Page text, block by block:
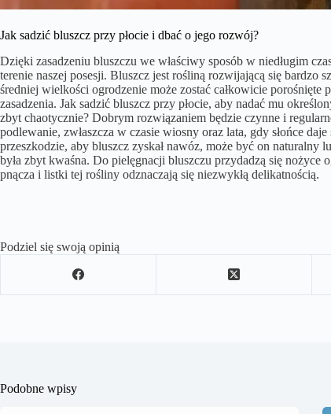
Jak sadzić bluszcz przy płocie i dbać o jego rozwój?
Dzięki zasadzeniu bluszczu we właściwy sposób w niedługim
terenie naszej posesji. Bluszcz jest rośliną rozwijającą się bardzo
średniej wielkości ogrodzenie może zostać całkowicie
zasadzenia. Jak sadzić bluszcz przy płocie, aby nadać mu
zbyt chaotycznie? Dobrym rozwiązaniem będzie czynne i
podlewanie, zwłaszcza w czasie wiosny oraz lata, gdy słońce
przeszkodzie, aby bluszcz zyskał nawóz, może być on naturalny
była zbyt kwaśna. Do pielęgnacji bluszczu przydadzą się nożyce
pnącza i listki tej rośliny odznaczają się niezwykłą delikatnością.
Podziel się swoją opinią
Podobne wpisy